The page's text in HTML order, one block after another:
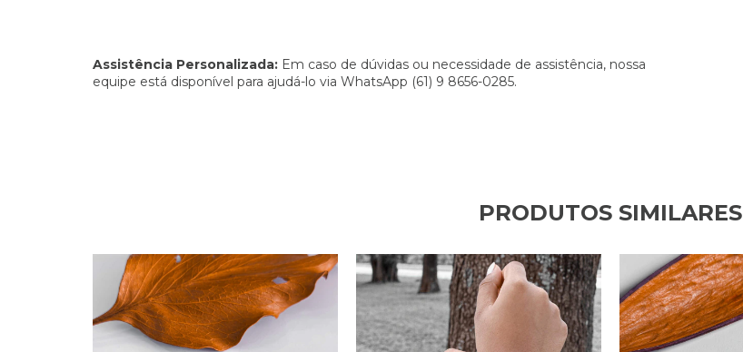
Assistência Personalizada: Em caso de dúvidas ou necessidade de assistência, nossa
equipe está disponível para ajudá-lo via WhatsApp (61) 9 8656-0285.
PRODUTOS SIMILARES